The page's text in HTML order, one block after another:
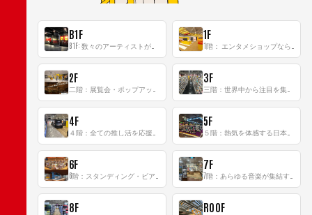
B1F 1F
2F 3F
4F 5F
6F 7F
8F ROOF